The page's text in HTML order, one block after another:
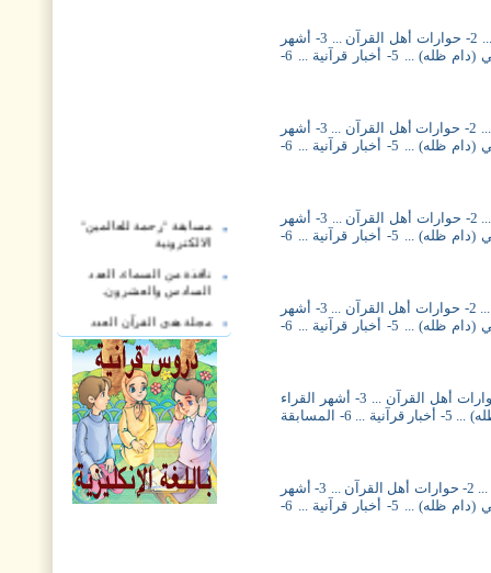
مجلة أريج القرآن، العدد الرابع والثلاثون ... 1- قصة آية ... 2- حوارات أهل القرآن ... 3- أشهر
القراء المبدعين ... 4- استفتاءات قرآنية للإمام الخامنئي (دام ظله) ... 5- أخبار قرآنية ... 6-
مجلة أريج القرآن، العدد الثالث والثلاثون ... 1- قصة آية ... 2- حوارات أهل القرآن ... 3- أشهر
القراء المبدعين ... 4- استفتاءات قرآنية للإمام الخامنئي (دام ظله) ... 5- أخبار قرآنية ... 6-
مجلة أريج القرآن، العدد الثاني والثلاثون ... 1- قصة آية ... 2- حوارات أهل القرآن ... 3- أشهر
القراء المبدعين ... 4- استفتاءات قرآنية للإمام الخامنئي (دام ظله) ... 5- أخبار قرآنية ... 6-
مجلة أريج القرآن، العدد الواحد والثلاثون ... 1- قصة آية ... 2- حوارات أهل القرآن ... 3- أشهر
القراء المبدعين ... 4- استفتاءات قرآنية للإمام الخامنئي (دام ظله) ... 5- أخبار قرآنية ... 6-
مجلة أريج القرآن، العدد الثلاثون ... 1- قصة آية ... 2- حوارات أهل القرآن ... 3- أشهر القراء
المبدعين ... 4- استفتاءات قرآنية للإمام الخامنئي (دام ظله) ... 5- أخبار قرآنية ... 6- المسابقة
مجلة أريج القرآن، العدد التاسع والعشرون... 1- قصة آية ... 2- حوارات أهل القرآن ... 3- أشهر
القراء المبدعين ... 4- استفتاءات قرآنية للإمام الخامنئي (دام ظله) ... 5- أخبار قرآنية ... 6-
مسابقة "رحمة للعالمين"
الالكترونية
نافذة من السماء، العدد
السادس والعشرون.
مجلة هدى القرآن العدد
الثاني والعشرون
مجلة أريج القرآن، العدد
السادس والتسعون
نافذة من السماء، العدد
الخامس والعشرون
مجلة هدى القرآن العدد
الواحد والعشرون
مجلة أريج القرآن، العدد